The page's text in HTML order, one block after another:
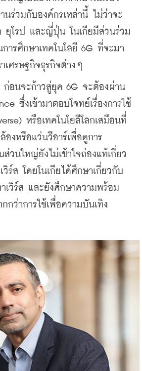
นร่วมกับองค์กรเหล่านี้ ไม่ว่าจะ
ยุโรป และญี่ปุ่น โนเกียมีส่วนร่วม
การศึกษาเทคโนโลยี 6G ที่จะมา
เศรษฐกิจธุรกิจต่างๆ
นจะก้าวสู่ยุค 6G จะต้องผ่าน
ซึ่งเข้ามาตอบโจทย์เรื่องการใช้
หรือเทคโนโยลีโลกเสมือนที่
องหรือแว่นวีอาร์เพื่อดูการ
วนใหญ่ยังไม่เข้าใจถ่องแท้เกี่ยว
วิร์ส โดยโนเกียได้ศึกษาเกี่ยวกับ
เวิร์ส และยังศึกษาความพร้อม
กกว่าการใช้เพื่อความบันเทิง